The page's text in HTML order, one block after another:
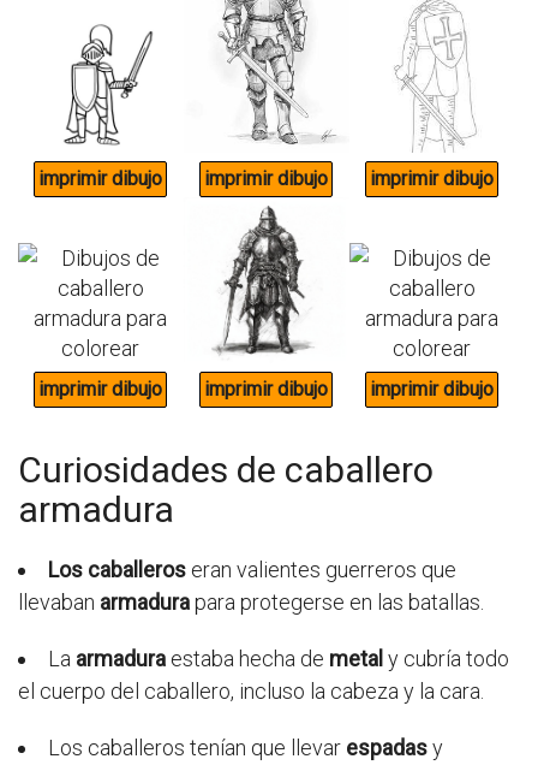
Curiosidades de caballero
armadura
Los caballeros eran valientes guerreros que
llevaban armadurapara protegerse en las batallas.
La armadura estaba hecha de metal y cubría todo
el cuerpo del caballero, incluso la cabeza y la cara.
Los caballeros tenían que llevar espadasy